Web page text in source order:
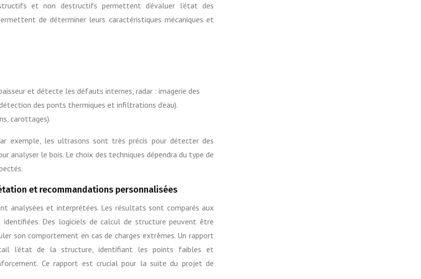
et non destructifs permettent d’évaluer l’état des
de déterminer leurs caractéristiques mécaniques et
et détecte les défauts internes, radar : imagerie des
des ponts thermiques et infiltrations d’eau).
carottages).
exemple, les ultrasons sont très précis pour détecter des
analyser le bois. Le choix des techniques dépendra du type de
et recommandations personnalisées
analysées et interprétées. Les résultats sont comparés aux
Des logiciels de calcul de structure peuvent être
son comportement en cas de charges extrêmes. Un rapport
l’état de la structure, identifiant les points faibles et
Ce rapport est crucial pour la suite du projet de